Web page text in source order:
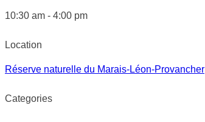
10:30 am - 4:00 pm
Location
Réserve naturelle du Marais-Léon-Provancher
Categories